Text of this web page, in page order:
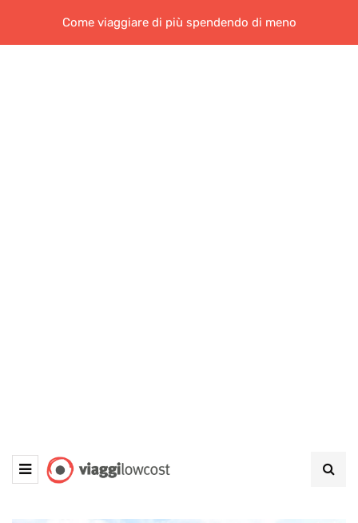
Come viaggiare di più spendendo di meno